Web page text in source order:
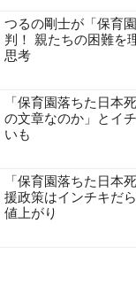
つるの剛士が「保育
判！ 親たちの困難を
思考
「保育園落ちた日本
の文章なのか」とイ
いも
「保育園落ちた日本
援政策はインチキだ
値上がり